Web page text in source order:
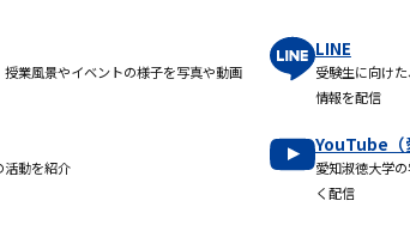
業風景やイベントの様子を写真や動画
LINE
受験生に向け
情報を配信
活動を紹介
YouTube（
愛知淑徳大学
く配信